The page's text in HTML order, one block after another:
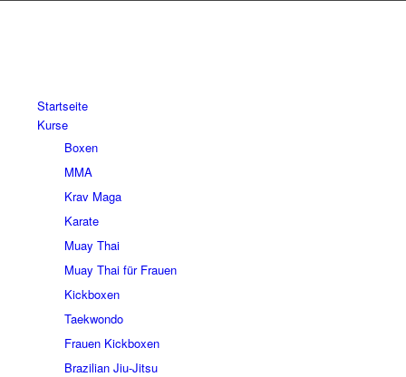
Startseite
Kurse
Boxen
MMA
Krav Maga
Karate
Muay Thai
Muay Thai für Frauen
Kickboxen
Taekwondo
Frauen Kickboxen
Brazilian Jiu-Jitsu